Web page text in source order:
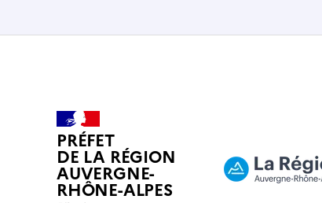
PRÉFET
DE LA RÉGION
AUVERGNE-
RHÔNE-ALPES